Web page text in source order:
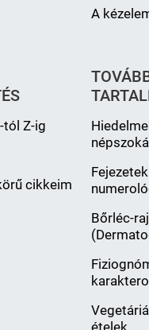
A
tól Z-ig
cikkeim
Bőrléc-
ételek